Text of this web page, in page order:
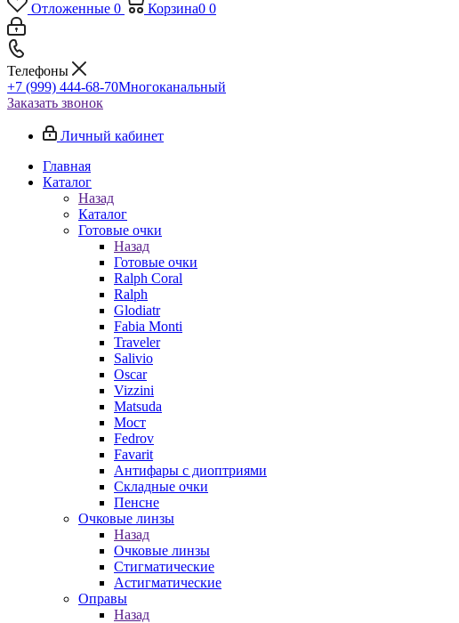
Отложенные 0 Корзина0 0
Телефоны
+7 (999) 444-68-70Многоканальный
Заказать звонок
Личный кабинет
Главная
Каталог
Назад
Каталог
Готовые очки
Назад
Готовые очки
Ralph Coral
Ralph
Glodiatr
Fabia Monti
Traveler
Salivio
Oscar
Vizzini
Matsuda
Мост
Fedrov
Favarit
Антифары с диоптриями
Складные очки
Пенсне
Очковые линзы
Назад
Очковые линзы
Стигматические
Астигматические
Оправы
Назад